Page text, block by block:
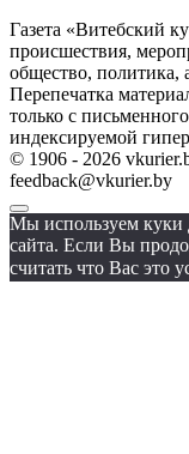
Газета «Витебский
происшествия,
общество, политика,
Перепечатка
только с
индексируемой
© 1906 - 2026
feedback@vkurier.by
Мы используем куки
сайта. Если Вы
считать что Вас это